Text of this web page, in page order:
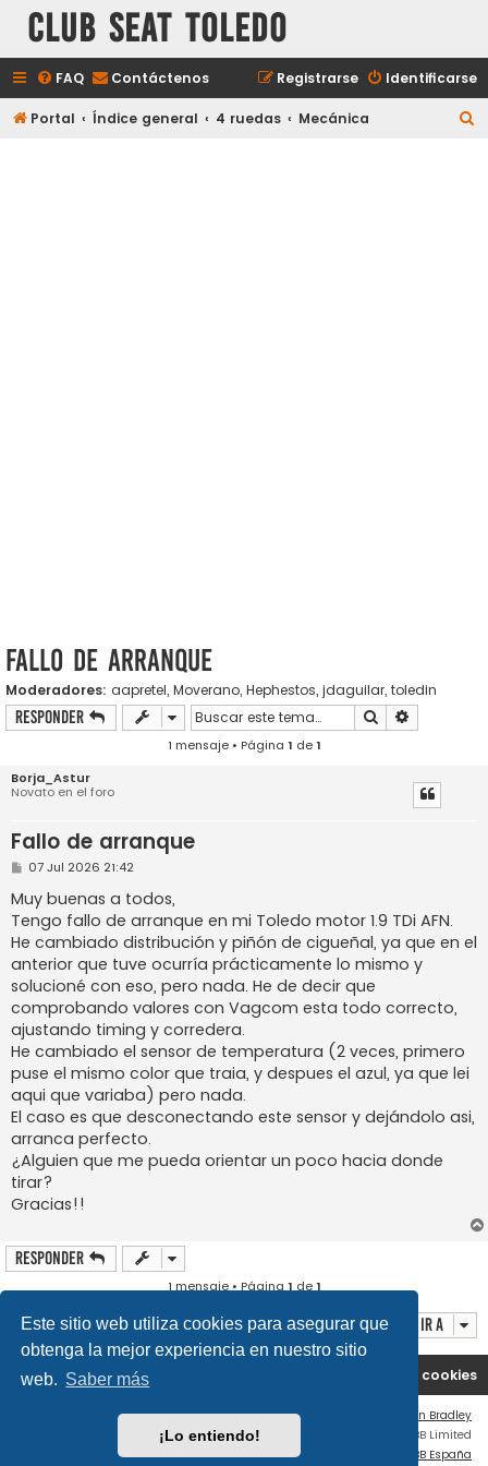
Este sitio web utiliza cookies para asegurar que
obtenga la mejor experiencia en nuestro sitio
web. Saber más
¡Lo entiendo!
Club Seat Toledo
FAQ Contáctenos Identificarse
Registrarse
Portal Índice general 4 ruedas Mecánica
Fallo de arranque
Moderadores: aapretel, Moverano, Hephestos, jdaguilar, toledin
Responder Buscar
1 mensaje • Página 1 de1
Borja_Astur
Novato en el foro
Fallo de arranque
M
n
s
a
j
e
07 Jul 2026 21:42
Muy buenas a todos,
Tengo fallo de arranque en mi Toledo motor 1.9 TDi AFN.
He cambiado distribución y piñón de cigueñal, ya que en el
anterior que tuve ocurría prácticamente lo mismo y
solucioné con eso, pero nada. He de decir que
comprobando valores con Vagcom esta todo correcto,
ajustando timing y corredera.
He cambiado el sensor de temperatura (2 veces, primero
puse el mismo color que traia, y despues el azul, ya que lei
aqui que variaba) pero nada.
El caso es que desconectando este sensor y dejándolo asi,
arranca perfecto.
¿Alguien que me pueda orientar un poco hacia donde
tirar?
Gracias!!
Responder
1 mensaje • Página 1 de1
Ir a
Portal Índice general Borrar cookies
Ian Bradley
Desarrollado porphpBB
® Forum Software © phpBB Limited
Traducción al español por
phpBB España